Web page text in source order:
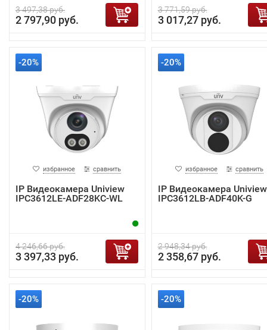
3 497,38 руб.
2 797,90 руб.
3 771,59 руб.
3 017,27 руб.
-20%
избранное сравнить
IP Видеокамера Uniview
IPC3612LE-ADF28KC-WL
4 246,66 руб.
3 397,33 руб.
-20%
избранное сравнить
IP Видеокамера Uniview
IPC3612LB-ADF40K-G
2 948,34 руб.
2 358,67 руб.
-20% -20%